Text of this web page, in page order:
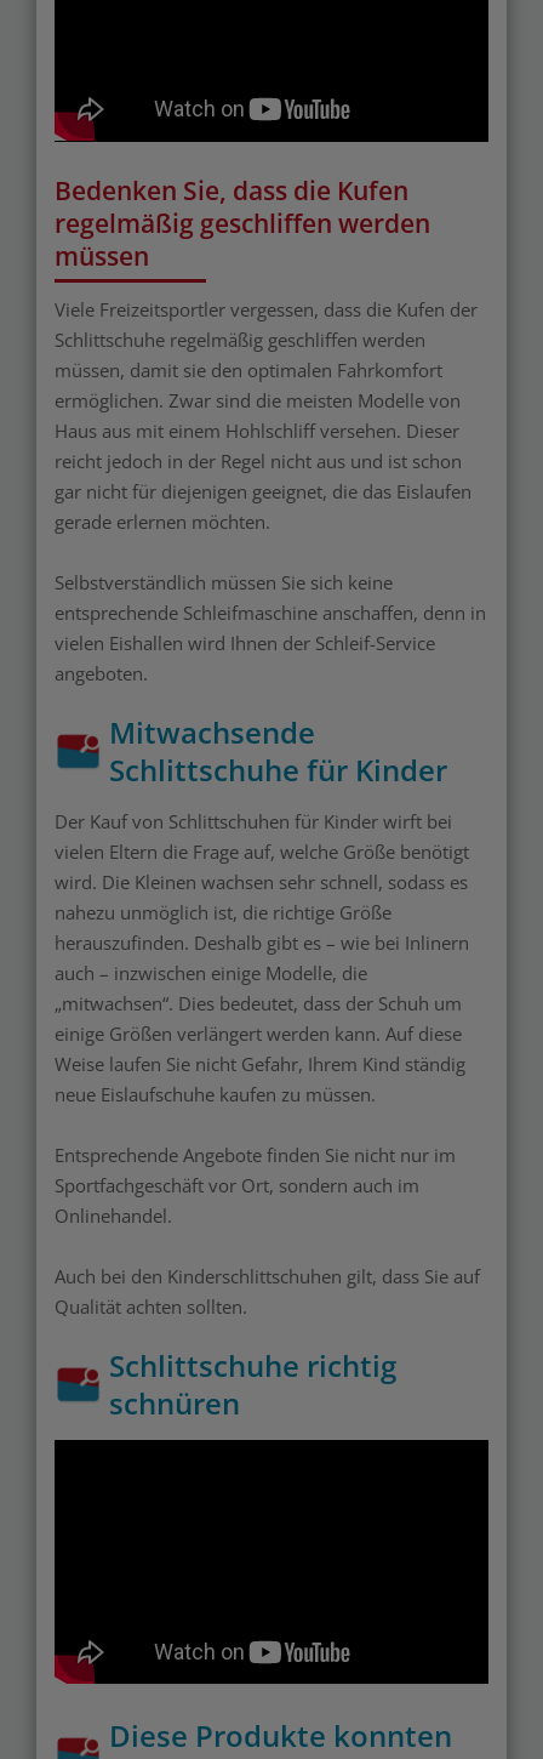
Bedenken Sie, dass die Kufen
regelmäßig geschliffen werden
müssen
Viele Freizeitsportler vergessen, dass die Kufen der
Schlittschuhe regelmäßig geschliffen werden
müssen, damit sie den optimalen Fahrkomfort
ermöglichen. Zwar sind die meisten Modelle von
Haus aus mit einem Hohlschliff versehen. Dieser
reicht jedoch in der Regel nicht aus und ist schon
gar nicht für diejenigen geeignet, die das Eislaufen
gerade erlernen möchten.
Selbstverständlich müssen Sie sich keine
entsprechende Schleifmaschine anschaffen, denn in
vielen Eishallen wird Ihnen der Schleif-Service
angeboten.
Mitwachsende
Schlittschuhe für Kinder
Der Kauf von Schlittschuhen für Kinder wirft bei
vielen Eltern die Frage auf, welche Größe benötigt
wird. Die Kleinen wachsen sehr schnell, sodass es
nahezu unmöglich ist, die richtige Größe
herauszufinden. Deshalb gibt es – wie bei Inlinern
auch – inzwischen einige Modelle, die
„mitwachsen“. Dies bedeutet, dass der Schuh um
einige Größen verlängert werden kann. Auf diese
Weise laufen Sie nicht Gefahr, Ihrem Kind ständig
neue Eislaufschuhe kaufen zu müssen.
Entsprechende Angebote finden Sie nicht nur im
Sportfachgeschäft vor Ort, sondern auch im
Onlinehandel.
Auch bei den Kinderschlittschuhen gilt, dass Sie auf
Qualität achten sollten.
Schlittschuhe richtig
schnüren
Diese Produkte konnten